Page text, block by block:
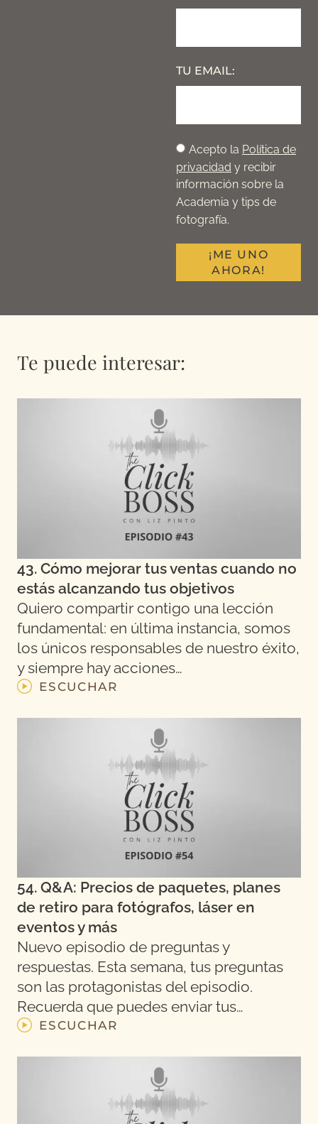
TU EMAIL:
Acepto la Política de
privacidad y recibir
información sobre la
Academia y tips de
fotografía.
¡ME UNO
AHORA!
Te puede interesar:
43. Cómo mejorar tus ventas cuando no
estás alcanzando tus objetivos
Quiero compartir contigo una lección
fundamental: en última instancia, somos
los únicos responsables de nuestro éxito,
y siempre hay acciones…
ESCUCHAR
54. Q&A: Precios de paquetes, planes
de retiro para fotógrafos, láser en
eventos y más
Nuevo episodio de preguntas y
respuestas. Esta semana, tus preguntas
son las protagonistas del episodio.
Recuerda que puedes enviar tus…
ESCUCHAR